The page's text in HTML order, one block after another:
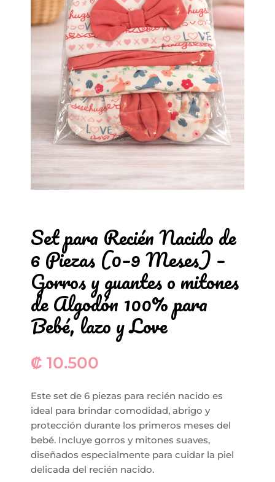
Set para Recién Nacido de
6 Piezas (0–9 Meses) –
Gorros y guantes o mitones
de Algodón 100% para
Bebé, lazo y Love
₡ 10.500
Este set de 6 piezas para recién nacido es
ideal para brindar comodidad, abrigo y
protección durante los primeros meses del
bebé. Incluye gorros y mitones suaves,
diseñados especialmente para cuidar la piel
delicada del recién nacido.